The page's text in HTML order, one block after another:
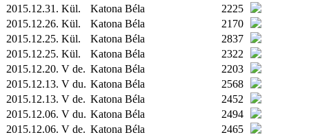
2015.12.31. Kül. Katona Béla
2225
2015.12.26. Kül. Katona Béla
2170
2015.12.25. Kül. Katona Béla
2837
2015.12.25. Kül. Katona Béla
2322
2015.12.20. V de. Katona Béla
2203
2015.12.13. V du. Katona Béla
2568
2015.12.13. V de. Katona Béla
2452
2015.12.06. V du. Katona Béla
2494
2015.12.06. V de. Katona Béla
2465